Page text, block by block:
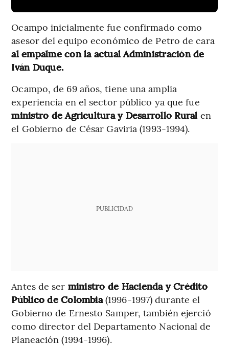
Ocampo inicialmente fue confirmado como
asesor del equipo económico de Petro de cara
al empalme con la actual Administración de
Iván Duque.
Ocampo, de 69 años, tiene una amplia
experiencia en el sector público ya que fue
ministro de Agricultura y Desarrollo Rural en
el Gobierno de César Gaviria (1993-1994).
PUBLICIDAD
Antes de ser ministro de Hacienda y Crédito
Público de Colombia(1996-1997) durante el
Gobierno de Ernesto Samper, también ejerció
como director del Departamento Nacional de
Planeación (1994-1996).